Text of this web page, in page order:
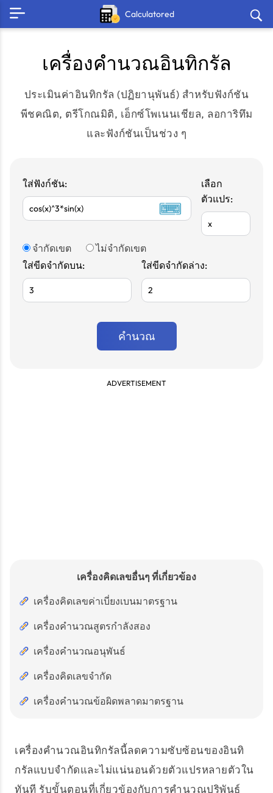
Calculatored
เครื่องคำนวณอินทิกรัล
ประเมินค่าอินทิกรัล (ปฏิยานุพันธ์) สำหรับฟังก์ชัน
พีชคณิต, ตรีโกณมิติ, เอ็กซ์โพเนนเชียล, ลอการิทึม
และฟังก์ชันเป็นช่วง ๆ
ใส่ฟังก์ชัน:
เลือก
ตัวแปร:
จำกัดเขต
ไม่จำกัดเขต
ใส่ขีดจำกัดบน:
ใส่ขีดจำกัดล่าง:
คำนวณ
ADVERTISEMENT
เครื่องคิดเลขอื่นๆ ที่เกี่ยวข้อง
เครื่องคิดเลขค่าเบี่ยงเบนมาตรฐาน
เครื่องคำนวณสูตรกำลังสอง
เครื่องคำนวณอนุพันธ์
เครื่องคิดเลขจำกัด
เครื่องคำนวณข้อผิดพลาดมาตรฐาน
เครื่องคำนวณอินทิกรัลนี้ลดความซับซ้อนของอินทิ
กรัลแบบจำกัดและไม่แน่นอนด้วยตัวแปรหลายตัวใน
ทันที รับขั้นตอนที่เกี่ยวข้องกับการคำนวณปริพันธ์